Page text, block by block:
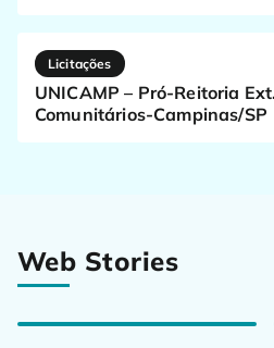
Licitações
UNICAMP – Pró-Reitoria
Comunitários-Campinas/SP
Web Stories
remédio? dicas e
curiosidades
07/03/25